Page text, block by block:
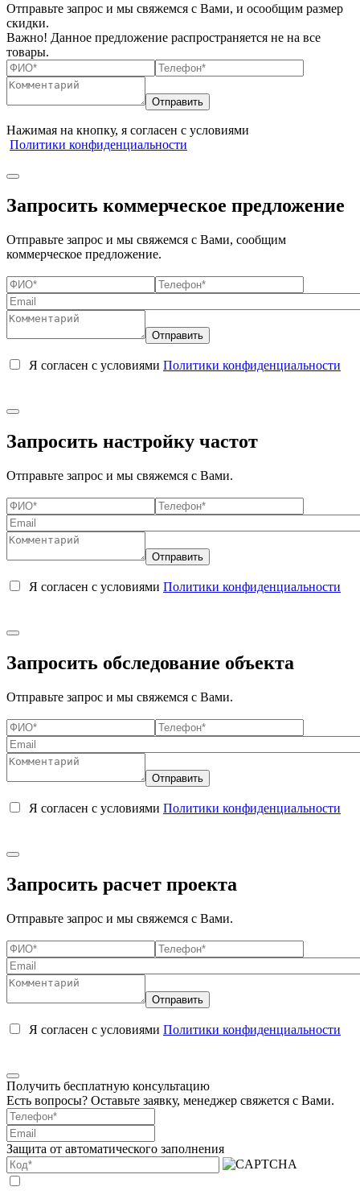
Отправьте запрос и мы свяжемся с Вами, и осообщим размер
скидки.
Важно! Данное предложение распространяется не на все
товары.
Нажимая на кнопку, я согласен с условиями
Политики конфиденциальности
Запросить коммерческое предложение
Отправьте запрос и мы свяжемся с Вами, сообщим
коммерческое предложение.
Я согласен с условиями Политики конфиденциальности
Запросить настройку частот
Отправьте запрос и мы свяжемся с Вами.
Я согласен с условиями Политики конфиденциальности
Запросить обследование объекта
Отправьте запрос и мы свяжемся с Вами.
Я согласен с условиями Политики конфиденциальности
Запросить расчет проекта
Отправьте запрос и мы свяжемся с Вами.
Я согласен с условиями Политики конфиденциальности
Получить бесплатную консультацию
Есть вопросы? Оставьте заявку, менеджер свяжется с Вами.
Защита от автоматического заполнения